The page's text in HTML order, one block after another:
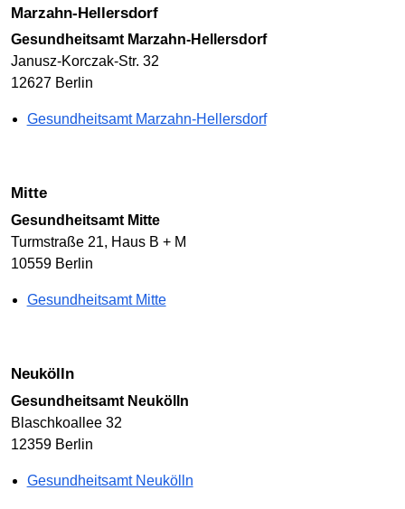
Marzahn-Hellersdorf
Gesundheitsamt Marzahn-Hellersdorf
Janusz-Korczak-Str. 32
12627 Berlin
Gesundheitsamt Marzahn-Hellersdorf
Mitte
Gesundheitsamt Mitte
Turmstraße 21, Haus B + M
10559 Berlin
Gesundheitsamt Mitte
Neukölln
Gesundheitsamt Neukölln
Blaschkoallee 32
12359 Berlin
Gesundheitsamt Neukölln